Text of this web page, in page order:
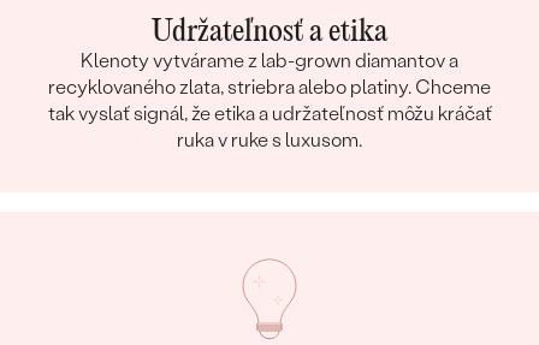
Udržateľnosť a etika
Klenoty vytvárame z lab-grown diamantov a
recyklovaného zlata, striebra alebo platiny. Chceme
tak vyslať signál, že etika a udržateľnosť môžu kráčať
ruka v ruke s luxusom.